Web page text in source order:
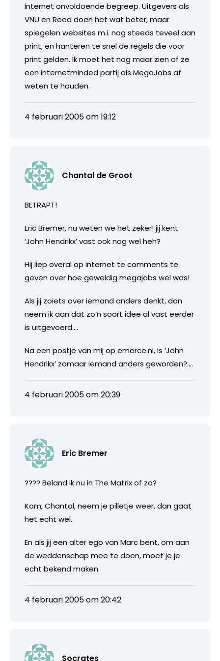
internet onvoldoende begreep. Uitgevers als
VNU en Reed doen het wat beter, maar
spiegelen websites m.i. nog steeds teveel aan
print, en hanteren te snel de regels die voor
print gelden. Ik moet het nog maar zien of ze
een internetminded partij als MegaJobs af
weten te houden.
4 februari 2005 om 19:12
Chantal de Groot
BETRAPT!
Eric Bremer, nu weten we het zeker! jij kent
‘John Hendrikx’ vast ook nog wel heh?
Hij liep overal op internet te comments te
geven over hoe geweldig megajobs wel was!
Als jij zoiets over iemand anders denkt, dan
neem ik aan dat zo’n soort idee al vast eerder
is uitgevoerd….
Na een postje van mij op emerce.nl, is ‘John
Hendrikx’ zomaar iemand anders geworden?….
4 februari 2005 om 20:39
Eric Bremer
???? Beland ik nu in The Matrix of zo?
Kom, Chantal, neem je pilletje weer, dan gaat
het echt wel.
En als jij een alter ego van Marc bent, om aan
de weddenschap mee te doen, moet je je
echt bekend maken.
4 februari 2005 om 20:42
Socrates